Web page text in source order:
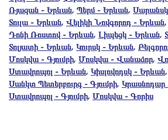
Ռյազան - Երևան, Պերմ - Երևան,
Տուլա - Երևան, Վելիկի Նովգորոդ - Երևան,
Դոնի Ռոստով - Երևան, Լիպեցկ - Երևան,
Տոլյատի - Երևան, Կուրսկ - Երևան,
Մոսկվա - Գյումրի, Մոսկվա - Վանաձոր,
Ստավրոպոլ - Երևան, Կիսլովոդսկ - Երևան,
Սանկտ Պետերբուրգ - Գյումրի, Կրասնոդար
Ստավրոպոլ - Գյումրի, Մոսկվա - Գորիս